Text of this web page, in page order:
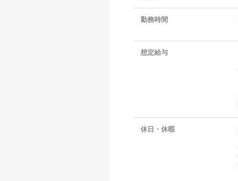
勤務時間
想定給与
休日・休暇